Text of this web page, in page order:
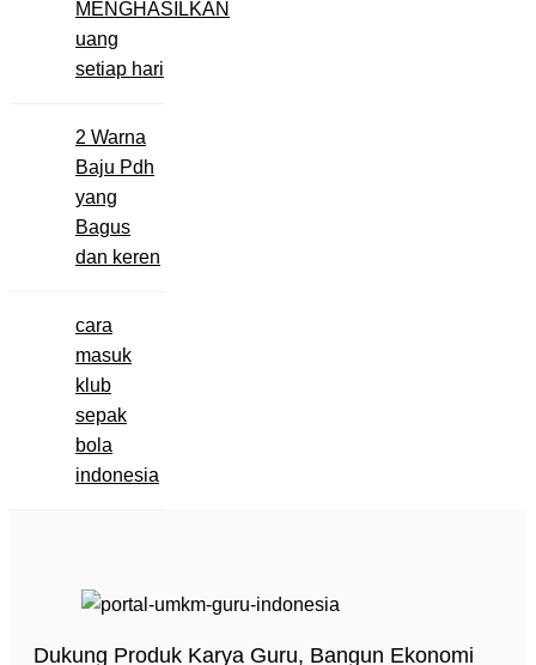
MENGHASILKAN
uang
setiap hari
2 Warna
Baju Pdh
yang
Bagus
dan keren
cara
masuk
klub
sepak
bola
indonesia
Dukung Produk Karya Guru, Bangun Ekonomi